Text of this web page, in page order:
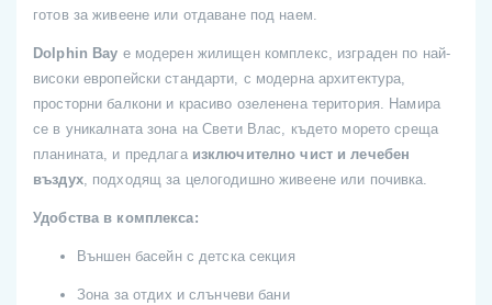
готов за живеене или отдаване под наем.
Dolphin Bay е модерен жилищен комплекс, изграден по най-
високи европейски стандарти, с модерна архитектура,
просторни балкони и красиво озеленена територия. Намира
се в уникалната зона на Свети Влас, където морето среща
планината, и предлага изключително чист и лечебен
въздух, подходящ за целогодишно живеене или почивка.
Удобства в комплекса:
Външен басейн с детска секция
Зона за отдих и слънчеви бани